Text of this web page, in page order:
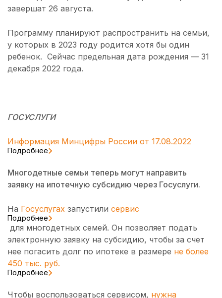
завершат 26 августа.
Программу планируют распространить на семьи,
у которых в 2023 году родится хотя бы один
ребенок. Сейчас предельная дата рождения — 31
декабря 2022 года.
ГОСУСЛУГИ
Информация Минцифры России от 17.08.2022
Подробнее
Многодетные семьи теперь могут направить
заявку на ипотечную субсидию через Госуслуги.
На Госуслугах запустили сервис
Подробнее
для многодетных семей. Он позволяет подать
электронную заявку на субсидию, чтобы за счет
нее погасить долг по ипотеке в размере не более
450 тыс. руб.
Подробнее
Чтобы воспользоваться сервисом, нужна